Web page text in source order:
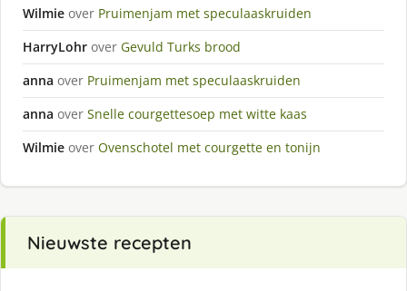
Wilmie over Pruimenjam met speculaaskruiden
HarryLohr over Gevuld Turks brood
anna over Pruimenjam met speculaaskruiden
anna over Snelle courgettesoep met witte kaas
Wilmie over Ovenschotel met courgette en tonijn
Nieuwste recepten